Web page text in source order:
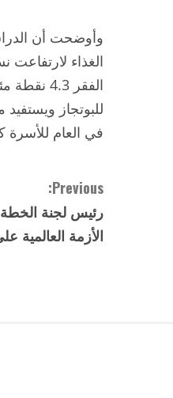
وأوضحت أن
في العام
C
o
Previous:
رئيس لجنة الخطة
الأزمة العالمية